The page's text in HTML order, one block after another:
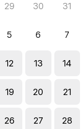
29 30 31
5 6 7
12 13 14
19 20 21
26 27 28